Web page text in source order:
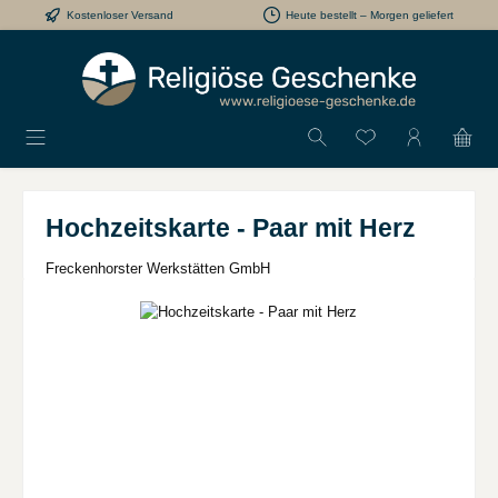
Zum Hauptinhalt springen
Kostenloser Versand Heute bestellt – Morgen geliefert
Du hast 0
Hochzeitskarte - Paar mit Herz
Freckenhorster Werkstätten GmbH
Bildergalerie überspringen